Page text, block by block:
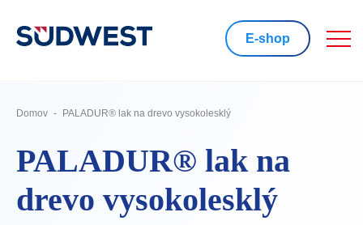
E-shop
Domov PALADUR® lak na drevo vysokolesklý
PALADUR® lak na
drevo vysokolesklý